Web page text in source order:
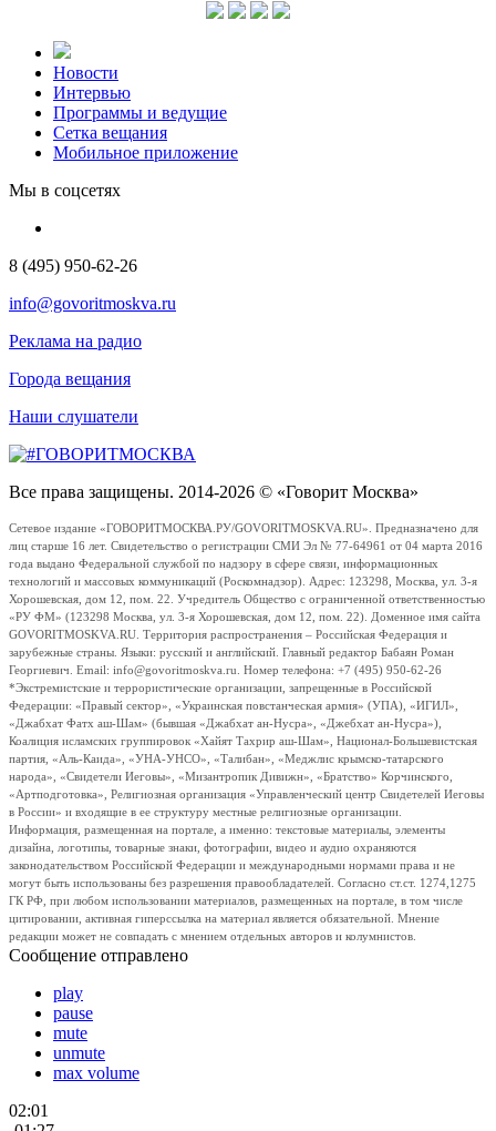
Новости
Интервью
Программы и ведущие
Сетка вещания
Мобильное приложение
Мы в соцсетях
8 (495) 950-62-26
info@govoritmoskva.ru
Реклама на радио
Города вещания
Наши слушатели
Все права защищены. 2014-2026 © «Говорит Москва»
Сетевое издание «ГОВОРИТМОСКВА.РУ/GOVORITMOSKVA.RU». Предназначено для
лиц старше 16 лет. Свидетельство о регистрации СМИ Эл № 77-64961 от 04 марта 2016
года выдано Федеральной службой по надзору в сфере связи, информационных
технологий и массовых коммуникаций (Роскомнадзор). Адрес: 123298, Москва, ул. 3-я
Хорошевская, дом 12, пом. 22. Учредитель Общество с ограниченной ответственностью
«РУ ФМ» (123298 Москва, ул. 3-я Хорошевская, дом 12, пом. 22). Доменное имя сайта
GOVORITMOSKVA.RU. Территория распространения – Российская Федерация и
зарубежные страны. Языки: русский и английский. Главный редактор Бабаян Роман
Георгиевич. Email: info@govoritmoskva.ru. Номер телефона: +7 (495) 950-62-26
*Экстремистские и террористические организации, запрещенные в Российской
Федерации: «Правый сектор», «Украинская повстанческая армия» (УПА), «ИГИЛ»,
«Джабхат Фатх аш-Шам» (бывшая «Джабхат ан-Нусра», «Джебхат ан-Нусра»),
Коалиция исламских группировок «Хайят Тахрир аш-Шам», Национал-Большевистская
партия, «Аль-Каида», «УНА-УНСО», «Талибан», «Меджлис крымско-татарского
народа», «Свидетели Иеговы», «Мизантропик Дивижн», «Братство» Корчинского,
«Артподготовка», Религиозная организация «Управленческий центр Свидетелей Иеговы
в России» и входящие в ее структуру местные религиозные организации.
Информация, размещенная на портале, а именно: текстовые материалы, элементы
дизайна, логотипы, товарные знаки, фотографии, видео и аудио охраняются
законодательством Российской Федерации и международными нормами права и не
могут быть использованы без разрешения правообладателей. Согласно ст.ст. 1274,1275
ГК РФ, при любом использовании материалов, размещенных на портале, в том числе
цитировании, активная гиперссылка на материал является обязательной. Мнение
редакции может не совпадать с мнением отдельных авторов и колумнистов.
Сообщение отправлено
play
pause
mute
unmute
max volume
02:01